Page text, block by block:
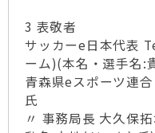
3 表敬者
サッカーe日本代表
ーム)(本名・選手名:
青森県eスポーツ連
氏
〃 事務局長 大久保